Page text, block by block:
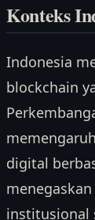
Konteks
Indonesia
blockchain
digital
institusional